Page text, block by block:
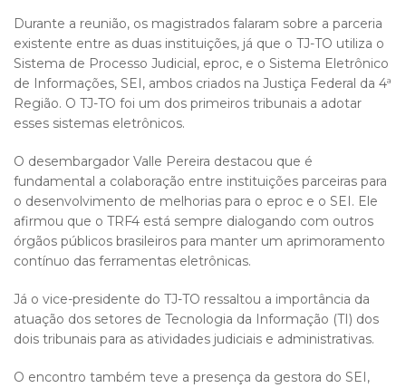
Durante a reunião, os magistrados falaram sobre a parceria
existente entre as duas instituições, já que o TJ-TO utiliza o
Sistema de Processo Judicial, eproc, e o Sistema Eletrônico
de Informações, SEI, ambos criados na Justiça Federal da 4ª
Região. O TJ-TO foi um dos primeiros tribunais a adotar
esses sistemas eletrônicos.
O desembargador Valle Pereira destacou que é
fundamental a colaboração entre instituições parceiras para
o desenvolvimento de melhorias para o eproc e o SEI. Ele
afirmou que o TRF4 está sempre dialogando com outros
órgãos públicos brasileiros para manter um aprimoramento
contínuo das ferramentas eletrônicas.
Já o vice-presidente do TJ-TO ressaltou a importância da
atuação dos setores de Tecnologia da Informação (TI) dos
dois tribunais para as atividades judiciais e administrativas.
O encontro também teve a presença da gestora do SEI,